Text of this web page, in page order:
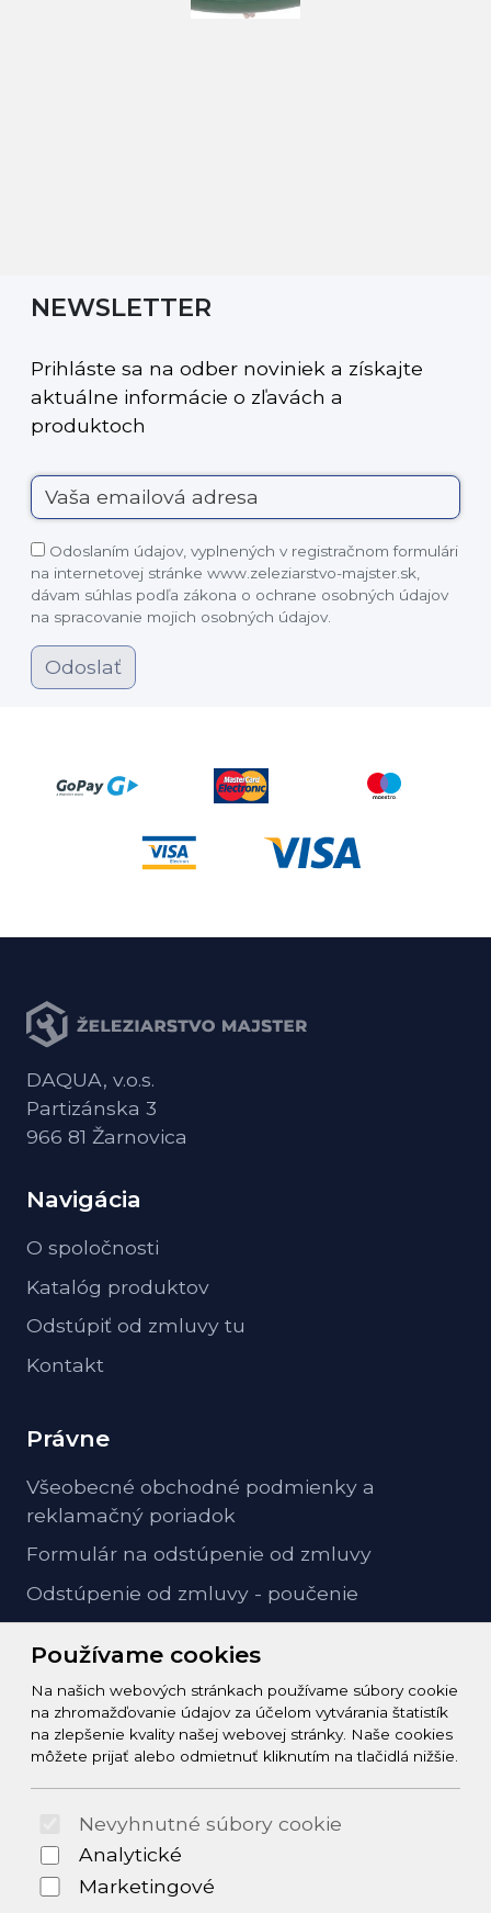
NEWSLETTER
Prihláste sa na odber noviniek a získajte
aktuálne informácie o zľavách a
produktoch
Odoslaním údajov, vyplnených v registračnom formulári
na internetovej stránke www.zeleziarstvo-majster.sk,
dávam súhlas podľa zákona o ochrane osobných údajov
na spracovanie mojich osobných údajov.
Odoslať
Používame cookies
Na našich webových stránkach používame súbory cookie
na zhromažďovanie údajov za účelom vytvárania štatistík
na zlepšenie kvality našej webovej stránky. Naše cookies
môžete prijať alebo odmietnuť kliknutím na tlačidlá nižšie.
Nevyhnutné súbory cookie
Analytické
Marketingové
DAQUA, v.o.s.
Partizánska 3
966 81 Žarnovica
Navigácia
O spoločnosti
Katalóg produktov
Odstúpiť od zmluvy tu
Kontakt
Právne
Všeobecné obchodné podmienky a
reklamačný poriadok
Formulár na odstúpenie od zmluvy
Odstúpenie od zmluvy - poučenie
Kontakt
info@zeleziarstvo-majster.sk
+421456812908
© 2026 Arrabella s.r.o., mayabella s.r.o., Všetky práva